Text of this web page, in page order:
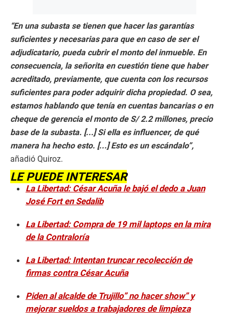
“En una subasta se tienen que hacer las garantías
suficientes y necesarias para que en caso de ser el
adjudicatario, pueda cubrir el monto del inmueble. En
consecuencia, la señorita en cuestión tiene que haber
acreditado, previamente, que cuenta con los recursos
suficientes para poder adquirir dicha propiedad. O sea,
estamos hablando que tenía en cuentas bancarias o en
cheque de gerencia el monto de S/ 2.2 millones, precio
base de la subasta. [...] Si ella es influencer, de qué
manera ha hecho esto. [...] Esto es un escándalo”,
añadió Quiroz.
LE PUEDE INTERESAR
La Libertad: César Acuña le bajó el dedo a Juan
José Fort en Sedalib
La Libertad: Compra de 19 mil laptops en la mira
de la Contraloría
La Libertad: Intentan truncar recolección de
firmas contra César Acuña
Piden al alcalde de Trujillo” no hacer show” y
mejorar sueldos a trabajadores de limpieza